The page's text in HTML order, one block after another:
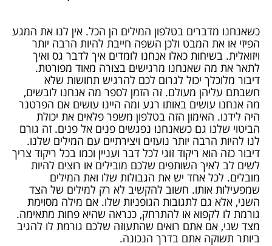
כשאנחנו מדברים בטלפון המילים הן הכל. אין לנו את המגע
הפיזי או את המבט ולכן השפה חייבת להיות הרבה יותר
ויזואלית. בשיחות כאלו אנחנו לומדים איך לדבר גס ואיך
לתאר את מה שאנחנו מרגישים בצורה מאוד מפורטת.
דיבור מלוכלך יכול לגרום לכם להרגיש תחושות שלא
חשבתם עליהן מעולם. זה הזמן לספר מה אנחנו לובשים,
מה אנחנו עושים באותו רגע ומה היינו עושים אם הפרטנר
היה לידנו. האימון הזה בטלפון משפר פלאים את יכולת
הביטוי שלנו גם כשאנחנו נפגשים פנים אל פנים. זה גורם
לנו להיות הרבה יותר נועזים ויצירתיים עם המילים שלנו.
דיבור כזה הוא ריקוד זוגי לכל דבר ועניין וכמו בכל ריקוד צריך
לשים לב לאיך השותפים שלכם מובילים או רוצים להיות
מובלים. לכל אחד יש את הגבולות שלו ואת המילים
שמפעילות אותו. חשוב להקשיב לא רק למילים של הצד
השני, אלא גם לתגובות הגופניות שלו. אם מילה מסוימת
גורמת לו לקפוא או להתרחק, כנראה שהיא פחות מתאימה.
מצד שני, אם אתם רואים שהתעוזה שלכם גורמת לו להגיב
ביותר תשוקה אתם בדרך הנכונה.